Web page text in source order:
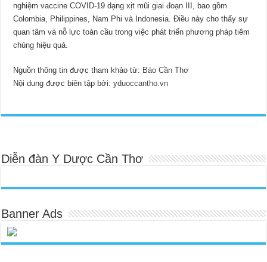
nghiệm vaccine COVID-19 dạng xịt mũi giai đoạn III, bao gồm
Colombia, Philippines, Nam Phi và Indonesia. Điều này cho thấy sự
quan tâm và nỗ lực toàn cầu trong việc phát triển phương pháp tiêm
chủng hiệu quả.
Nguồn thông tin được tham khảo từ: Báo Cần Thơ
Nội dung được biên tập bởi:yduoccantho.vn
Diễn đàn Y Dược Cần Thơ
Banner Ads